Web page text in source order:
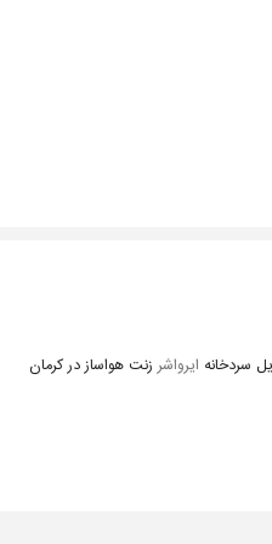
سردخانه ایرواشر زنت هواساز در کرمان